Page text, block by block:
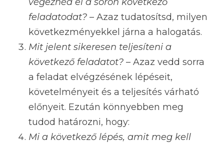
feladatodat? – Azaz tudatosítsd, milyen
következményekkel járna a halogatás.
Mit jelent sikeresen teljesíteni a
következő feladatot? – Azaz vedd sorra
a feladat elvégzésének lépéseit,
követelményeit és a teljesítés várható
előnyeit. Ezután könnyebben meg
tudod határozni, hogy:
Mi a következő lépés, amit meg kell